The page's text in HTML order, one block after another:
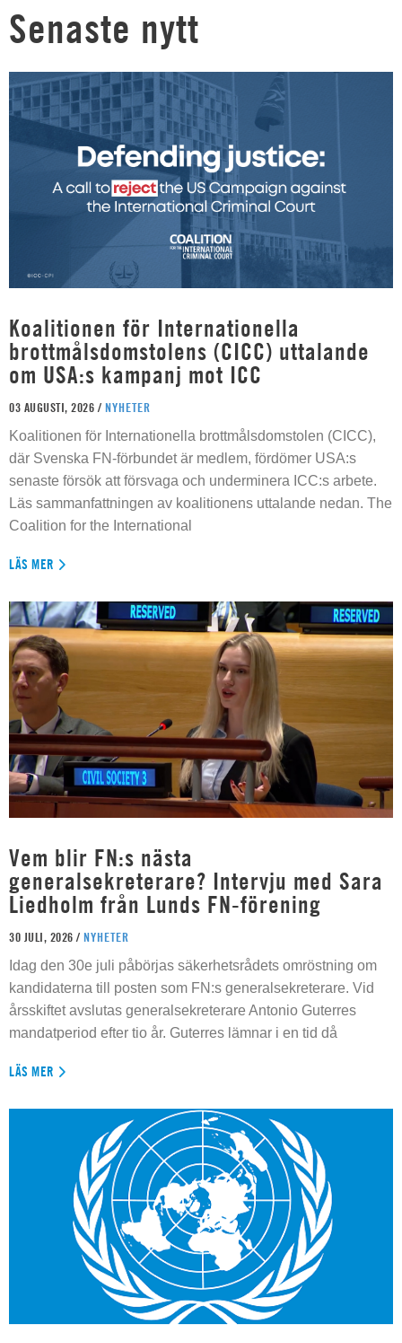
Senaste nytt
Koalitionen för Internationella
brottmålsdomstolens (CICC) uttalande
om USA:s kampanj mot ICC
03 AUGUSTI, 2026 / NYHETER
Koalitionen för Internationella brottmålsdomstolen (CICC),
där Svenska FN-förbundet är medlem, fördömer USA:s
senaste försök att försvaga och underminera ICC:s arbete.
Läs sammanfattningen av koalitionens uttalande nedan. The
Coalition for the International
LÄS MER
Vem blir FN:s nästa
generalsekreterare? Intervju med Sara
Liedholm från Lunds FN-förening
30 JULI, 2026 / NYHETER
Idag den 30e juli påbörjas säkerhetsrådets omröstning om
kandidaterna till posten som FN:s generalsekreterare. Vid
årsskiftet avslutas generalsekreterare Antonio Guterres
mandatperiod efter tio år. Guterres lämnar i en tid då
LÄS MER